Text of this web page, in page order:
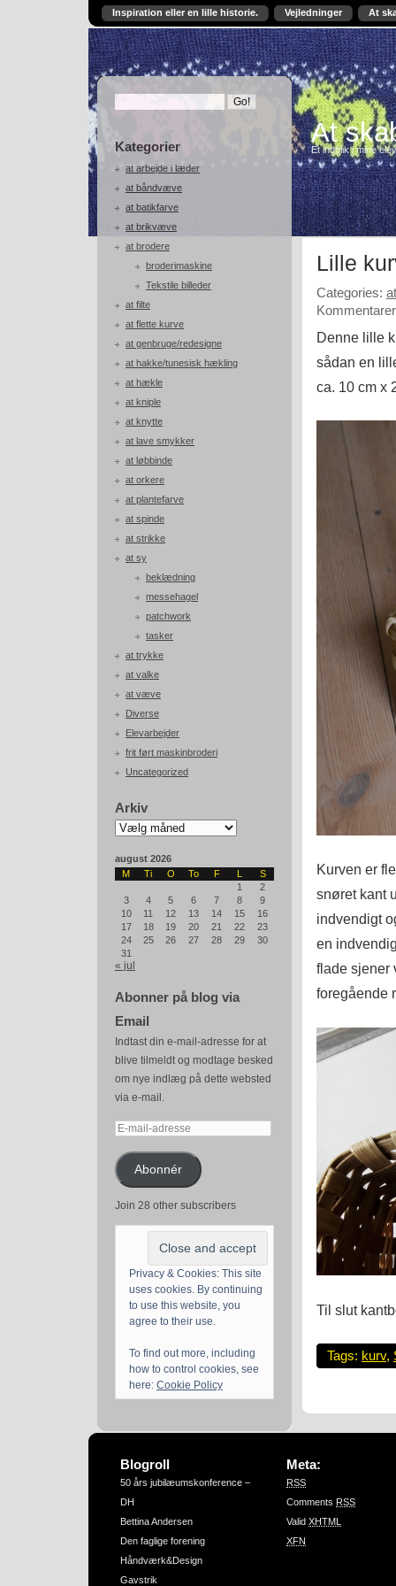
Inspiration eller en lille historie. Vejledninger At
Kategorier
at arbejde i læder
at båndvæve
at batikfarve
at brikvæve
at brodere
broderimaskine
Tekstile billeder
at filte
at flette kurve
at genbruge/redesigne
at hakke/tunesisk hækling
at hækle
at kniple
at knytte
at lave smykker
at løbbinde
at orkere
at plantefarve
at spinde
at strikke
at sy
beklædning
messehagel
patchwork
tasker
at trykke
at valke
at væve
Diverse
Elevarbejder
frit ført maskinbroderi
Uncategorized
Arkiv
Arkiv
august 2026
M
Ti O To F L
S
1
2
3
4 5 6 7 8
9
10
11 12 13 14 15
16
17
18 19 20 21 22
23
24
25 26 27 28 29
30
31
« jul
Abonner på blog via
Email
Indtast din e-mail-adresse for at
blive tilmeldt og modtage besked
om nye indlæg på dette websted
via e-mail.
E-
adresseAbonnér
Join 28 other subscribers
Privacy & Cookies: This site
uses cookies. By continuing
to use this website, you
agree to their use.
To find out more, including
how to control cookies, see
here: Cookie Policy
At
Et indblik i mine
Lille
Categories:
Denne lille
sådan en
ca. 10 cm x
Kurven er
snøret kant
indvendigt
en
flade sjener
foregående
Til slut
Tags: kurv,
Blogroll
50 års jubilæumskonference –
DH
Bettina Andersen
Den faglige forening
Håndværk&Design
Gavstrik
Meta:
RSS
Comments RSS
Valid XHTML
XFN